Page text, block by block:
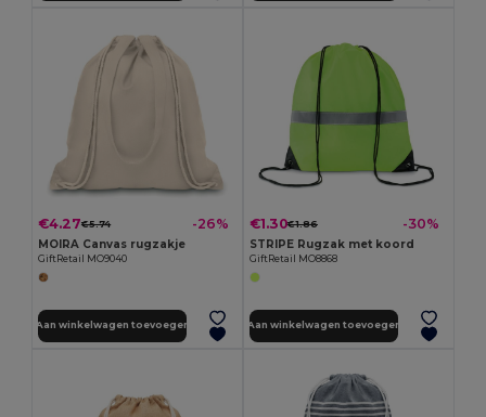
€4.27€5.74 -26%
MOIRA Canvas rugzakje
GiftRetail MO9040
Aan winkelwagen toevoegen
€1.30€1.86 -30%
STRIPE Rugzak met koord
GiftRetail MO8868
Aan winkelwagen toevoegen